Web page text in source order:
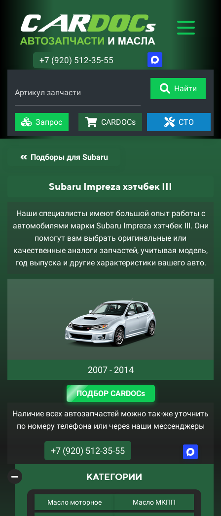
+7 (920) 512-35-55
Артикул запчасти Найти
Запрос CARDOCs СТО
Подборы для Subaru
Subaru Impreza хэтчбек III
Наши специалисты имеют большой опыт работы с
автомобилями марки Subaru Impreza хэтчбек III. Они
помогут вам выбрать оригинальные или
качественные аналоги запчастей, учитывая модель,
год выпуска и другие характеристики вашего авто.
2007 - 2014
ПОДБОР CARDOCs
Наличие всех автозапчастей можно так-же уточнить
по номеру телефона или через наши мессенджеры
+7 (920) 512-35-55
КАТЕГОРИИ
Масло моторное Масло МКПП